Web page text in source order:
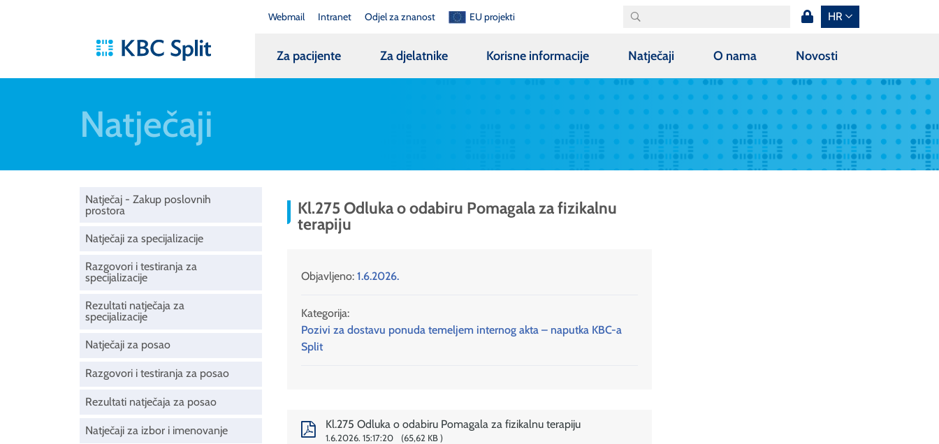
Webmail Intranet Odjel za znanost EU projekti HR
Za pacijente Za djelatnike Korisne informacije Natječaji O nama Novosti
Natječaji
Natječaj - Zakup poslovnih
prostora
Natječaji za specijalizacije
Razgovori i testiranja za
specijalizacije
Rezultati natječaja za
specijalizacije
Natječaji za posao
Razgovori i testiranja za posao
Rezultati natječaja za posao
Natječaji za izbor i imenovanje
Kl.275 Odluka o odabiru Pomagala za fizikalnu
terapiju
Objavljeno: 1.6.2026.
Kategorija:
Pozivi za dostavu ponuda temeljem internog akta – naputka KBC-a
Split
Kl.275 Odluka o odabiru Pomagala za fizikalnu terapiju
1.6.2026. 15:17:20 65,62 KB